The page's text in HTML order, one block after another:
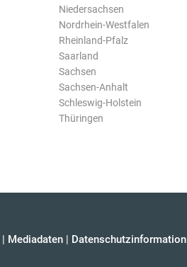
Niedersachsen
Nordrhein-Westfalen
Rheinland-Pfalz
Saarland
Sachsen
Sachsen-Anhalt
Schleswig-Holstein
Thüringen
| Mediadaten | Datenschutzinformation